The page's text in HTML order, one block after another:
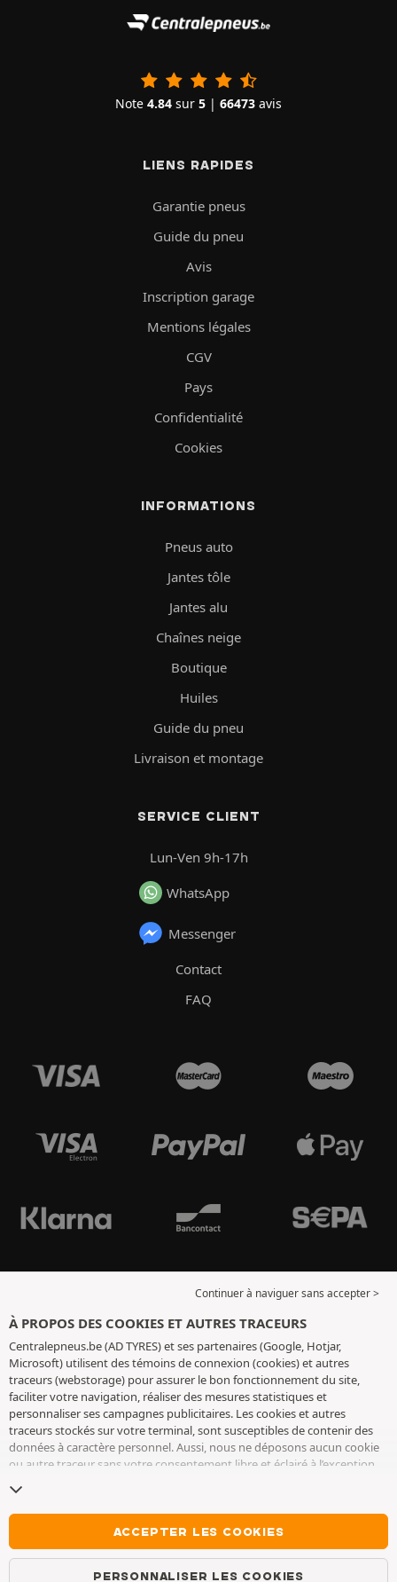
Note 4.84 sur 5 | 66473 avis
LIENS RAPIDES
Garantie pneus
Guide du pneu
Avis
Inscription garage
Mentions légales
CGV
Pays
Confidentialité
Cookies
INFORMATIONS
Pneus auto
Jantes tôle
Jantes alu
Chaînes neige
Boutique
Huiles
Guide du pneu
Livraison et montage
SERVICE CLIENT
Lun-Ven 9h-17h
WhatsApp
Messenger
Contact
FAQ
Continuer à naviguer sans accepter >
À PROPOS DES COOKIES ET AUTRES TRACEURS
Centralepneus.be (AD TYRES) et ses partenaires (Google, Hotjar,
Microsoft) utilisent des témoins de connexion (cookies) et autres
traceurs (webstorage) pour assurer le bon fonctionnement du site,
faciliter votre navigation, réaliser des mesures statistiques et
personnaliser ses campagnes publicitaires. Les cookies et autres
traceurs stockés sur votre terminal, sont susceptibles de contenir des
données à caractère personnel. Aussi, nous ne déposons aucun cookie
ou autre traceur sans votre consentement libre et éclairé à l’exception
conservons votre choix pendant 6 mois. Vous pouvez retirer votre
consentement à tout moment en vous rendant sur lapage cookies et
. Vous pouvez choisir de continuer à naviguer sans
accepter le dépôt de cookies ou autres traceurs. Le refus ne fait pas
obstacle à l’accès aux services AD TYRES. Pour plus d’informations, nous
ACCEPTER LES COOKIES
PERSONNALISER LES COOKIES